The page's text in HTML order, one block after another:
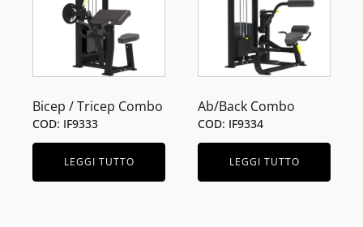
Bicep / Tricep Combo
COD: IF9333
LEGGI TUTTO
Ab/Back Combo
COD: IF9334
LEGGI TUTTO